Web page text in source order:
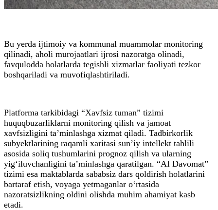
Bu yerda ijtimoiy va kommunal muammolar monitoring
qilinadi, aholi murojaatlari ijrosi nazoratga olinadi,
favqulodda holatlarda tegishli xizmatlar faoliyati tezkor
boshqariladi va muvofiqlashtiriladi.
Platforma tarkibidagi “Xavfsiz tuman” tizimi
huquqbuzarliklarni monitoring qilish va jamoat
xavfsizligini ta’minlashga xizmat qiladi. Tadbirkorlik
subyektlarining raqamli xaritasi sun’iy intellekt tahlili
asosida soliq tushumlarini prognoz qilish va ularning
yig‘iluvchanligini ta’minlashga qaratilgan. “AI Davomat”
tizimi esa maktablarda sababsiz dars qoldirish holatlarini
bartaraf etish, voyaga yetmaganlar o‘rtasida
nazoratsizlikning oldini olishda muhim ahamiyat kasb
etadi.